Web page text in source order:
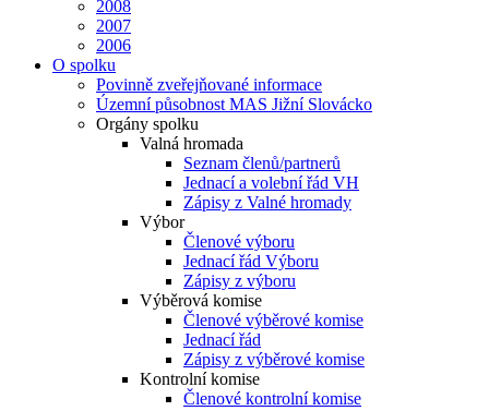
2008
2007
2006
O spolku
Povinně zveřejňované informace
Územní působnost MAS Jižní Slovácko
Orgány spolku
Valná hromada
Seznam členů/partnerů
Jednací a volební řád VH
Zápisy z Valné hromady
Výbor
Členové výboru
Jednací řád Výboru
Zápisy z výboru
Výběrová komise
Členové výběrové komise
Jednací řád
Zápisy z výběrové komise
Kontrolní komise
Členové kontrolní komise